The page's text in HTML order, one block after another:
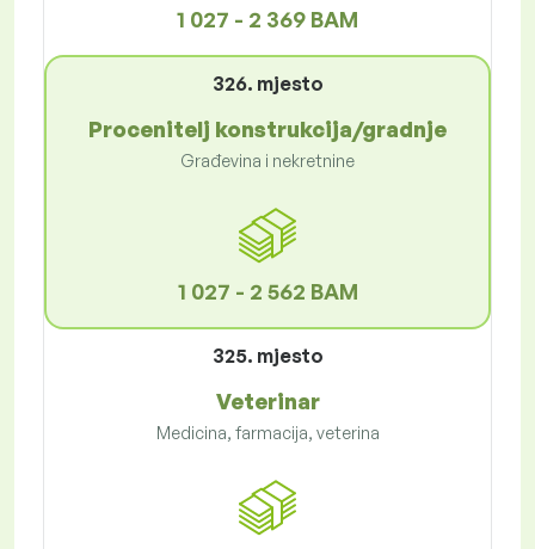
1 027 - 2 369 BAM
326. mjesto
Procenitelj konstrukcija/gradnje
Građevina i nekretnine
1 027 - 2 562 BAM
325. mjesto
Veterinar
Medicina, farmacija, veterina